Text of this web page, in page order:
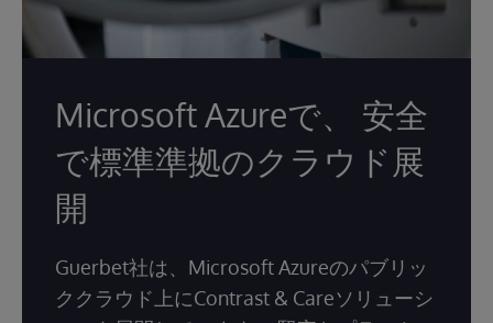
Microsoft Azureで、 安全
で標準準拠のクラウド展
開
Guerbet社は、Microsoft Azureのパブリッ
ククラウド上にContrast & Careソリューシ